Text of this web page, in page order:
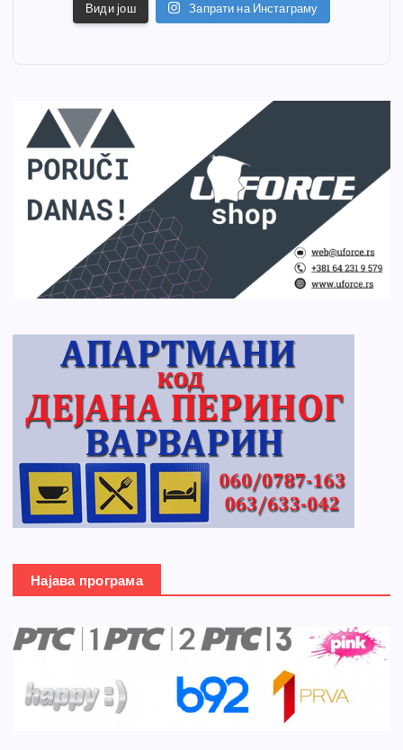
Види још Запрати на Инстаграму
Најава програма